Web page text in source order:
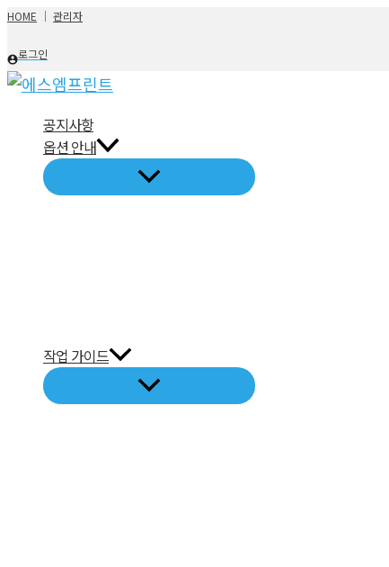
콘
텐
츠
HOME │ 관리자
로그인
공지사항
옵션 안내
작업 가이드